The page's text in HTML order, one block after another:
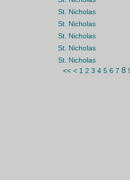
St. Nicholas
St. Nicholas
St. Nicholas
St. Nicholas
St. Nicholas
<< < 1 2 3 4 5 6 7 8